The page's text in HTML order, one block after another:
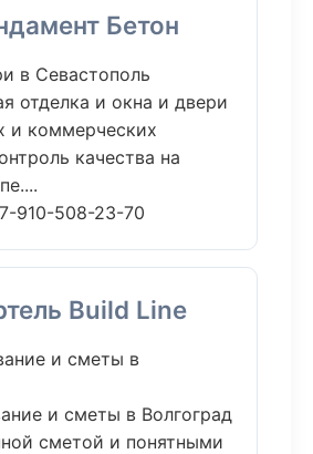
Бетон
в Севастополь
отделка и окна и двери
и коммерческих
качества на
910-508-23-70
Build Line
и сметы в
и сметы в Волгоград
сметой и понятными